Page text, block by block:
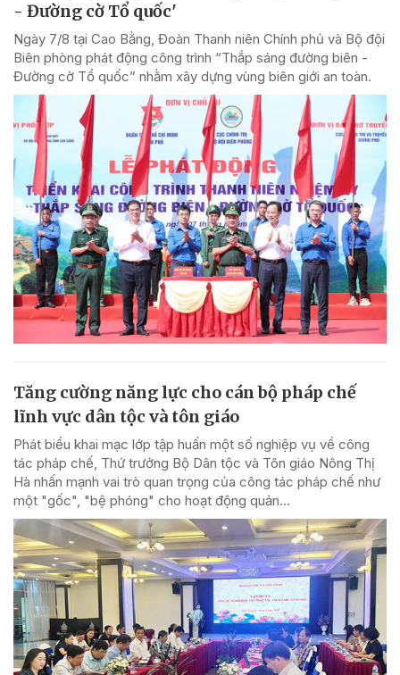
- Đường cờ Tổ quốc'
Ngày 7/8 tại Cao Bằng, Đoàn Thanh niên Chính phủ và Bộ đội
Biên phòng phát động công trình “Thắp sáng đường biên -
Đường cờ Tổ quốc” nhằm xây dựng vùng biên giới an toàn.
Tăng cường năng lực cho cán bộ pháp chế
lĩnh vực dân tộc và tôn giáo
Phát biểu khai mạc lớp tập huấn một số nghiệp vụ về công
tác pháp chế, Thứ trưởng Bộ Dân tộc và Tôn giáo Nông Thị
Hà nhấn mạnh vai trò quan trọng của công tác pháp chế như
một "gốc", "bệ phóng" cho hoạt động quản...